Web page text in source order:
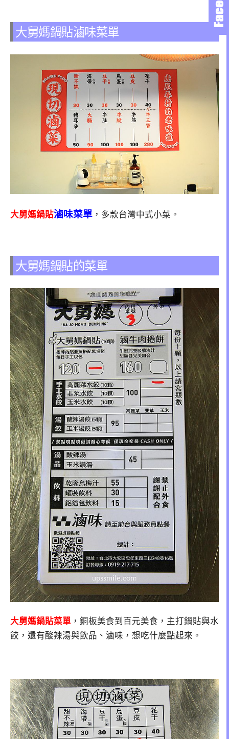
大舅媽鍋貼滷味菜單
大舅媽鍋貼滷味菜單 ，多款台灣中式小菜。
大舅媽鍋貼的菜單
大舅媽鍋貼菜單 ，銅板美食到百元美食，主打鍋貼與水
餃，還有酸辣湯與飲品、滷味，想吃什麼點起來。